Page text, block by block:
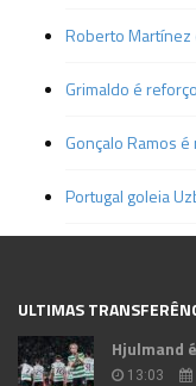
Roberto Martínez
Grimaldo é
Gonçalo Ramos
Portugal goleia
ULTIMAS
Hjulmand
13:03